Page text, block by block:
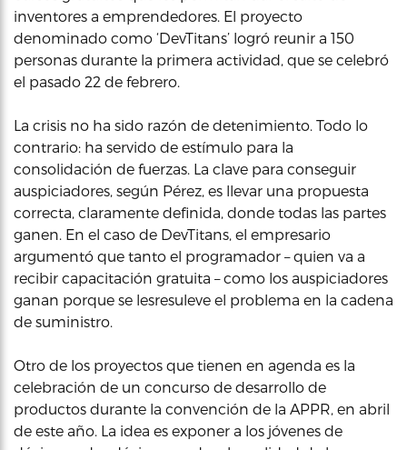
inventores a emprendedores. El proyecto
denominado como ‘DevTitans’ logró reunir a 150
personas durante la primera actividad, que se celebró
el pasado 22 de febrero.
La crisis no ha sido razón de detenimiento. Todo lo
contrario: ha servido de estímulo para la
consolidación de fuerzas. La clave para conseguir
auspiciadores, según Pérez, es llevar una propuesta
correcta, claramente definida, donde todas las partes
ganen. En el caso de DevTitans, el empresario
argumentó que tanto el programador – quien va a
recibir capacitación gratuita – como los auspiciadores
ganan porque se lesresuleve el problema en la cadena
de suministro.
Otro de los proyectos que tienen en agenda es la
celebración de un concurso de desarrollo de
productos durante la convención de la APPR, en abril
de este año. La idea es exponer a los jóvenes de